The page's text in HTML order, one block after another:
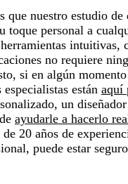
que nuestro estudio
toque personal a
intuitivas,
no requiere
si en algún
están aquí
un
ayudarle a hacerlo
20 años de
puede estar